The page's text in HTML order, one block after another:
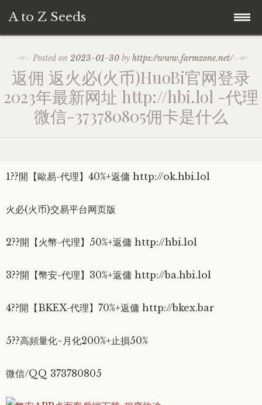
A to Z Seeds
content
HomePosted on2023-01-30 byhttps://www.farmzone.net/
返佣 返火必(火币)HuoBi官网登录
2023年最新网址 http://hbi.lol -代理
微信-373780805佣卡是什么
1??開【歐易-代理】40%+返傭 http://ok.hbi.lol
火必(火币)交易平台网页版
2??開【火幣-代理】50%+返傭 http://hbi.lol
3??開【幣安-代理】30%+返傭 http://ba.hbi.lol
4??開【BKEX-代理】70%+返傭 http://bkex.bar
5??高頻量化~月化200%+止損50%
微信/QQ 373780805